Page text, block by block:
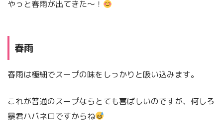
やっと春雨が出てきた～！
春雨
春雨は極細でスープの味をしっかりと吸い込みます。
これが普通のスープならとても喜ばしいのですが、何しろ
暴君ハバネロですからね